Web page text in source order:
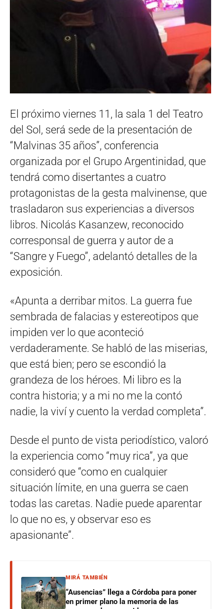
El próximo viernes 11, la sala 1 del Teatro
del Sol, será sede de la presentación de
“Malvinas 35 años”, conferencia
organizada por el Grupo Argentinidad, que
tendrá como disertantes a cuatro
protagonistas de la gesta malvinense, que
trasladaron sus experiencias a diversos
libros. Nicolás Kasanzew, reconocido
corresponsal de guerra y autor de a
“Sangre y Fuego”, adelantó detalles de la
exposición.
«Apunta a derribar mitos. La guerra fue
sembrada de falacias y estereotipos que
impiden ver lo que aconteció
verdaderamente. Se habló de las miserias,
que está bien; pero se escondió la
grandeza de los héroes. Mi libro es la
contra historia; y a mi no me la contó
nadie, la viví y cuento la verdad completa”.
Desde el punto de vista periodístico, valoró
la experiencia como “muy rica”, ya que
consideró que “como en cualquier
situación límite, en una guerra se caen
todas las caretas. Nadie puede aparentar
lo que no es, y observar eso es
apasionante”.
MIRÁ TAMBIÉN
“Ausencias” llega a Córdoba para poner
en primer plano la memoria de las